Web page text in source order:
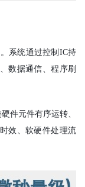
。系统通过控制IC持
数据通信、程序刷
件元件有序运转、
效、软硬件处理流